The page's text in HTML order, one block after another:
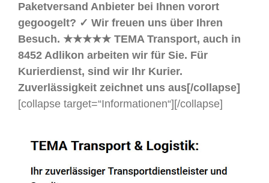
Paketversand Anbieter bei Ihnen vorort
gegoogelt? ✓ Wir freuen uns über Ihren
Besuch. ★★★★★ TEMA Transport, auch in
8452 Adlikon arbeiten wir für Sie. Für
Kurierdienst, sind wir Ihr Kurier.
Zuverlässigkeit zeichnet uns aus[/collapse]
[collapse target=“Informationen“] [/collapse]